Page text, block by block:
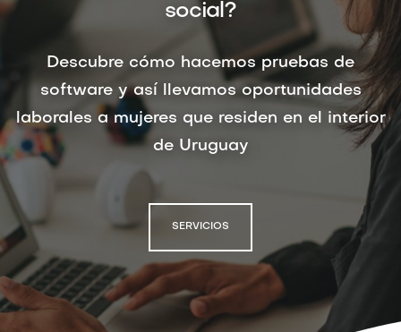
social?
Descubre cómo hacemos pruebas de
software y así llevamos oportunidades
laborales a mujeres que residen en el interior
de Uruguay
SERVICIOS